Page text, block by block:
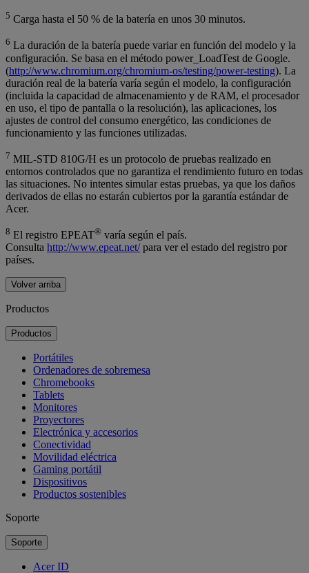
5 Carga hasta el 50 % de la batería en unos 30 minutos.
6 La duración de la batería puede variar en función del modelo y la
configuración. Se basa en el método power_LoadTest de Google.
(http://www.chromium.org/chromium-os/testing/power-testing). La
duración real de la batería varía según el modelo, la configuración
(incluida la capacidad de almacenamiento y de RAM, el procesador
en uso, el tipo de pantalla o la resolución), las aplicaciones, los
ajustes de control del consumo energético, las condiciones de
funcionamiento y las funciones utilizadas.
7 MIL-STD 810G/H es un protocolo de pruebas realizado en
entornos controlados que no garantiza el rendimiento futuro en todas
las situaciones. No intentes simular estas pruebas, ya que los daños
derivados de ellas no estarán cubiertos por la garantía estándar de
Acer.
8 El registro EPEAT® varía según el país.
Consulta http://www.epeat.net/para ver el estado del registro por
países.
Volver arriba
Productos
Productos
Portátiles
Ordenadores de sobremesa
Chromebooks
Tablets
Monitores
Proyectores
Electrónica y accesorios
Conectividad
Movilidad eléctrica
Gaming portátil
Dispositivos
Productos sostenibles
Soporte
Soporte
Acer ID